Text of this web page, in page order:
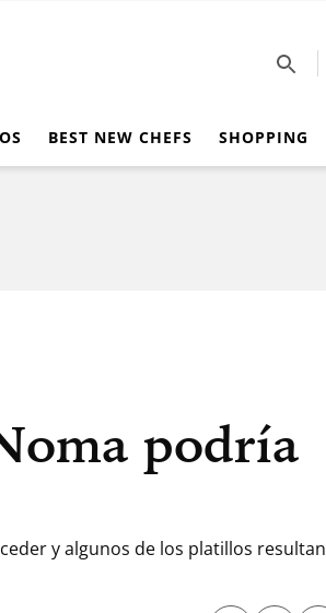
BEST NEW CHEFS SHOPPING
podría
y algunos de los platillos resultan